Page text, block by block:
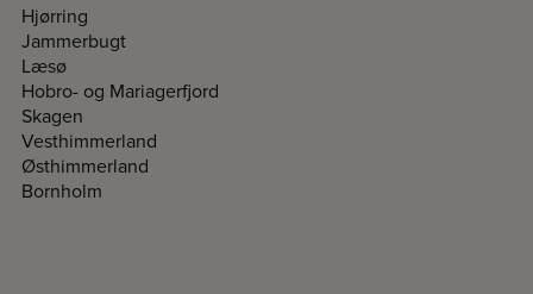
Hjørring
Jammerbugt
Læsø
Hobro- og Mariagerfjord
Skagen
Vesthimmerland
Østhimmerland
Bornholm